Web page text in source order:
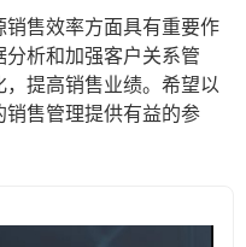
售效率方面具有重要作
析和加强客户关系管
提高销售业绩。希望以
售管理提供有益的参